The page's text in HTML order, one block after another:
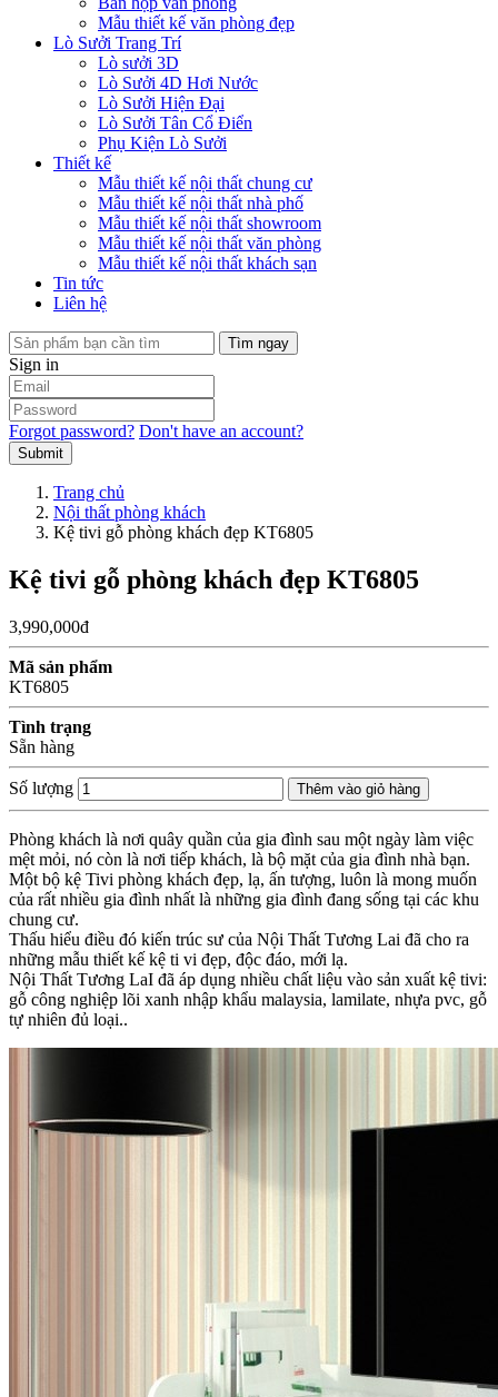
Mẫu thiết kế văn phòng đẹp
Lò Sưởi Trang Trí
Lò sưởi 3D
Lò Sưởi 4D Hơi Nước
Lò Sưởi Hiện Đại
Lò Sưởi Tân Cổ Điển
Phụ Kiện Lò Sưởi
Thiết kế
Mẫu thiết kế nội thất chung cư
Mẫu thiết kế nội thất nhà phố
Mẫu thiết kế nội thất showroom
Mẫu thiết kế nội thất văn phòng
Mẫu thiết kế nội thất khách sạn
Tin tức
Liên hệ
Tìm ngay
Sign in
Forgot password? Don't have an account?
Submit
Trang chủ
Nội thất phòng khách
Kệ tivi gỗ phòng khách đẹp KT6805
Kệ tivi gỗ phòng khách đẹp KT6805
3,990,000đ
Mã sản phẩm
KT6805
Tình trạng
Sẵn hàng
Số lượng Thêm vào giỏ hàng
Phòng khách là nơi quây quần của gia đình sau một ngày làm việc
mệt mỏi, nó còn là nơi tiếp khách, là bộ mặt của gia đình nhà bạn.
Một bộ kệ Tivi phòng khách đẹp, lạ, ấn tượng, luôn là mong muốn
của rất nhiều gia đình nhất là những gia đình đang sống tại các khu
chung cư.
Thấu hiểu điều đó kiến trúc sư của Nội Thất Tương Lai đã cho ra
những mẫu thiết kế kệ ti vi đẹp, độc đáo, mới lạ.
Nội Thất Tương LaI đã áp dụng nhiều chất liệu vào sản xuất kệ tivi:
gỗ công nghiệp lõi xanh nhập khẩu malaysia, lamilate, nhựa pvc, gỗ
tự nhiên đủ loại..